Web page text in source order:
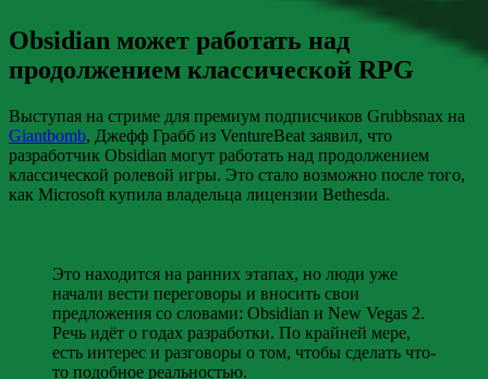
Obsidian может работать над
продолжением классической RPG
Выступая на стриме для премиум подписчиков Grubbsnax на
Giantbomb, Джефф Грабб из VentureBeat заявил, что
разработчик Obsidian могут работать над продолжением
классической ролевой игры. Это стало возможно после того,
как Microsoft купила владельца лицензии Bethesda.
Это находится на ранних этапах, но люди уже
начали вести переговоры и вносить свои
предложения со словами: Obsidian и New Vegas 2.
Речь идёт о годах разработки. По крайней мере,
есть интерес и разговоры о том, чтобы сделать что-
то подобное реальностью.